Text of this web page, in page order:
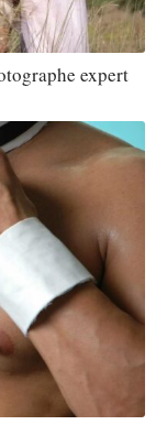
expert